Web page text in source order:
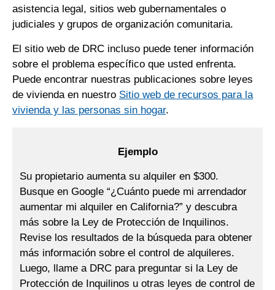
asistencia legal, sitios web gubernamentales o
judiciales y grupos de organización comunitaria.
El sitio web de DRC incluso puede tener información
sobre el problema específico que usted enfrenta.
Puede encontrar nuestras publicaciones sobre leyes
de vivienda en nuestro Sitio web de recursos para la
vivienda y las personas sin hogar.
Ejemplo
Su propietario aumenta su alquiler en $300.
Busque en Google “¿Cuánto puede mi arrendador
aumentar mi alquiler en California?” y descubra
más sobre la Ley de Protección de Inquilinos.
Revise los resultados de la búsqueda para obtener
más información sobre el control de alquileres.
Luego, llame a DRC para preguntar si la Ley de
Protección de Inquilinos u otras leyes de control de